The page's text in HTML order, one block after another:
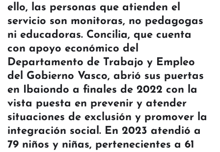
ello, las personas que atienden el
servicio son monitoras, no pedagogas
ni educadoras. Concilia, que cuenta
con apoyo económico del
Departamento de Trabajo y Empleo
del Gobierno Vasco, abrió sus puertas
en Ibaiondo a finales de 2022 con la
vista puesta en prevenir y atender
situaciones de exclusión y promover la
integración social. En 2023 atendió a
79 niños y niñas, pertenecientes a 61